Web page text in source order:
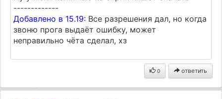
-------------
Добавлено в 15.19: Все разрешения дал, но когда
звоню прога выдаёт ошибку, может
неправильно чёта сделал, хз
0 ответить